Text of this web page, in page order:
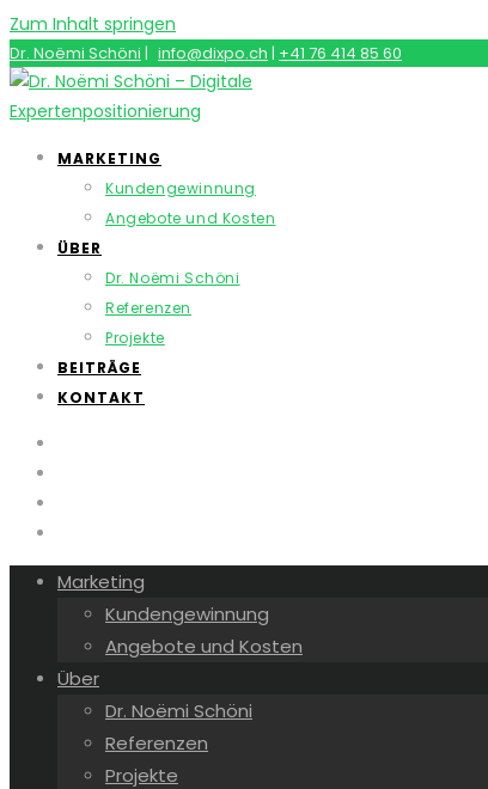
Zum Inhalt springen
Dr. Noëmi Schöni | info@dixpo.ch | +41 76 414 85 60
MARKETING
Kundengewinnung
Angebote und Kosten
ÜBER
Dr. Noëmi Schöni
Referenzen
Projekte
BEITRÄGE
KONTAKT
Marketing
Kundengewinnung
Angebote und Kosten
Über
Dr. Noëmi Schöni
Referenzen
Projekte